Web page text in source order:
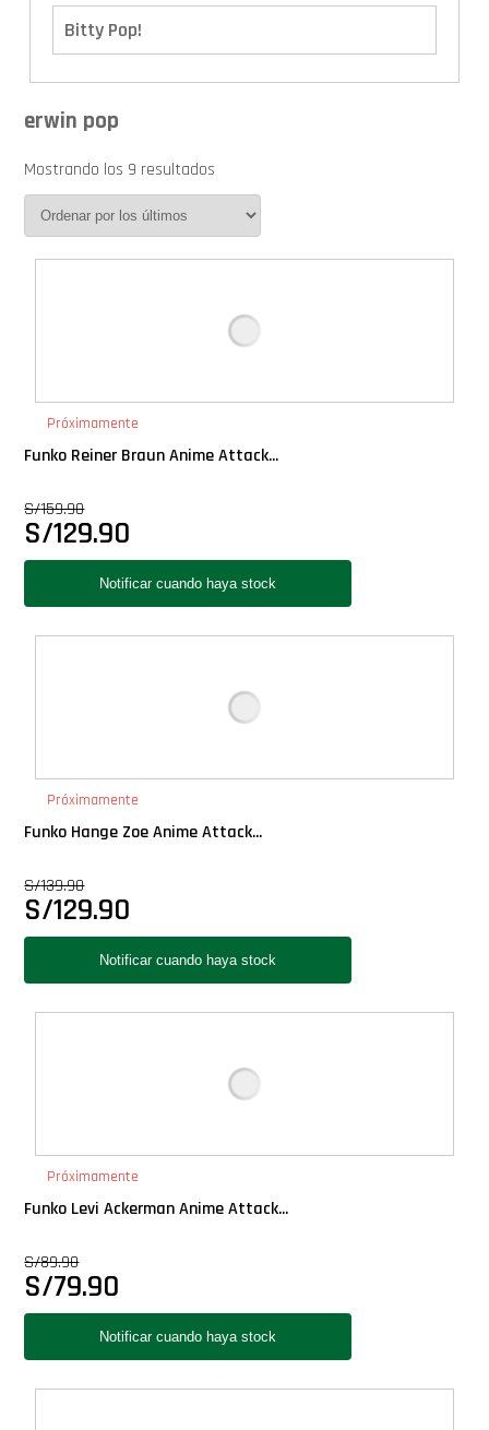
Bitty Pop!
Boxes
Cover Pop!
Gift Cards
Llaveros Pop
Movie Poster
Plush
Pop Regular
Pop Rides
PRÓXIMAMENTE
erwin pop
Mostrando los 9 resultados
Próximamente
Funko Reiner Braun Anime Attack...
S/159.90
S/129.90
Próximamente
Funko Hange Zoe Anime Attack...
S/139.90
S/129.90
Próximamente
Funko Levi Ackerman Anime Attack...
S/89.90
S/79.90